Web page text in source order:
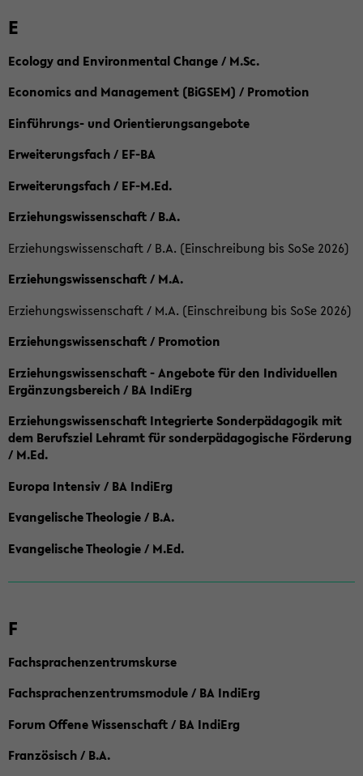
E
Ecology and Environmental Change / M.Sc.
Economics and Management (BiGSEM) / Promotion
Einführungs- und Orientierungsangebote
Erweiterungsfach / EF-BA
Erweiterungsfach / EF-M.Ed.
Erziehungswissenschaft / B.A.
Erziehungswissenschaft / B.A. (Einschreibung bis SoSe 2026)
Erziehungswissenschaft / M.A.
Erziehungswissenschaft / M.A. (Einschreibung bis SoSe 2026)
Erziehungswissenschaft / Promotion
Erziehungswissenschaft - Angebote für den Individuellen
Ergänzungsbereich / BA IndiErg
Erziehungswissenschaft Integrierte Sonderpädagogik mit
dem Berufsziel Lehramt für sonderpädagogische Förderung
/ M.Ed.
Europa Intensiv / BA IndiErg
Evangelische Theologie / B.A.
Evangelische Theologie / M.Ed.
F
Fachsprachenzentrumskurse
Fachsprachenzentrumsmodule / BA IndiErg
Forum Offene Wissenschaft / BA IndiErg
Französisch / B.A.